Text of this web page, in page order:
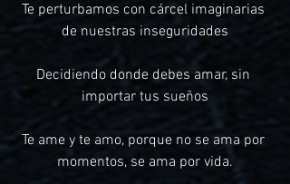
Te perturbamos con cárcel imaginarias
de nuestras inseguridades
Decidiendo donde debes amar, sin
importar tus sueños
Te ame y te amo, porque no se ama por
momentos, se ama por vida.